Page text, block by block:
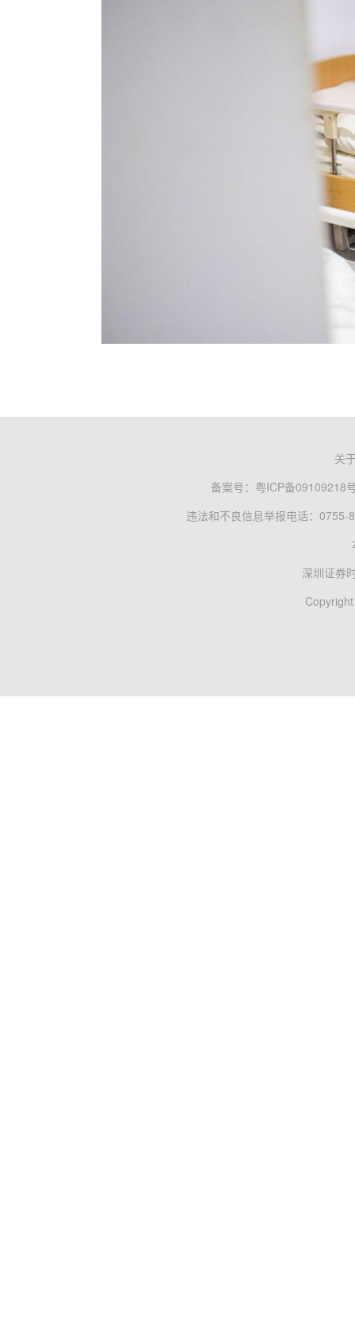
关
备案号： 粤ICP备09109218
违法和不良信息举报电话：0755-
深圳证券